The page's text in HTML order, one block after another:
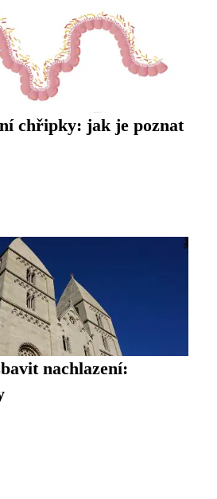
chřipky: jak je poznat
nachlazení: